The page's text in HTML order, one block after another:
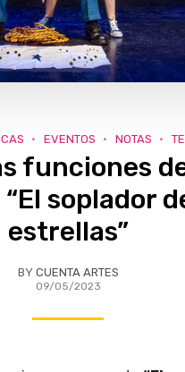
EVENTOS NOTAS
funciones
soplador
estrellas”
BY CUENTA ARTES
09/05/2023